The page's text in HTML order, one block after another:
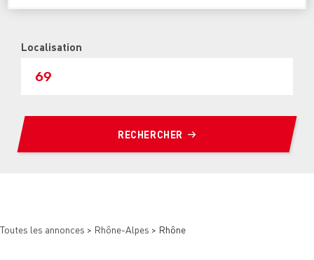
Localisation
RECHERCHER
Toutes les annonces > Rhône-Alpes > Rhône